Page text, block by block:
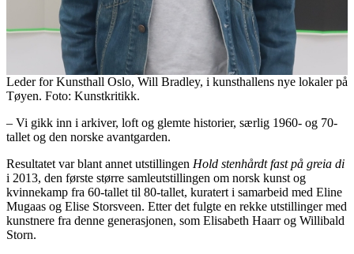
Leder for Kunsthall Oslo, Will Bradley, i kunsthallens nye lokaler på
Tøyen. Foto: Kunstkritikk.
– Vi gikk inn i arkiver, loft og glemte historier, særlig 1960- og 70-
tallet og den norske avantgarden.
Resultatet var blant annet utstillingen Hold stenhårdt fast på greia di
i 2013, den første større samleutstillingen om norsk kunst og
kvinnekamp fra 60-tallet til 80-tallet, kuratert i samarbeid med Eline
Mugaas og Elise Storsveen. Etter det fulgte en rekke utstillinger med
kunstnere fra denne generasjonen, som Elisabeth Haarr og Willibald
Storn.